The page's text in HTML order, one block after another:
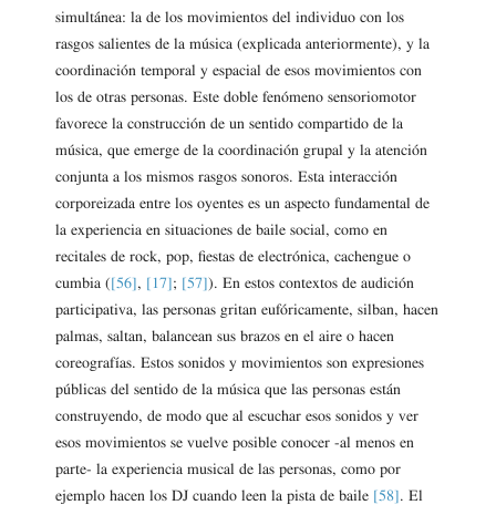
simultánea: la de los movimientos del individuo con los
rasgos salientes de la música (explicada anteriormente), y la
coordinación temporal y espacial de esos movimientos con
los de otras personas. Este doble fenómeno sensoriomotor
favorece la construcción de un sentido compartido de la
música, que emerge de la coordinación grupal y la atención
conjunta a los mismos rasgos sonoros. Esta interacción
corporeizada entre los oyentes es un aspecto fundamental de
la experiencia en situaciones de baile social, como en
recitales de rock, pop, fiestas de electrónica, cachengue o
cumbia ([56], [17]; [57]). En estos contextos de audición
participativa, las personas gritan eufóricamente, silban, hacen
palmas, saltan, balancean sus brazos en el aire o hacen
coreografías. Estos sonidos y movimientos son expresiones
públicas del sentido de la música que las personas están
construyendo, de modo que al escuchar esos sonidos y ver
esos movimientos se vuelve posible conocer -al menos en
parte- la experiencia musical de las personas, como por
ejemplo hacen los DJ cuando leen la pista de baile [58]. El